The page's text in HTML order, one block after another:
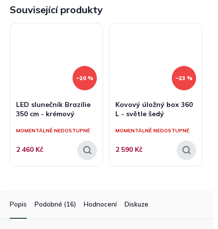
Související produkty
–20 %
LED slunečník Brazílie
350 cm - krémový
MOMENTÁLNĚ NEDOSTUPNÉ
2 460 Kč
–23 %
Kovový úložný box 360
L - světle šedý
MOMENTÁLNĚ NEDOSTUPNÉ
2 590 Kč
Popis Podobné (16) Hodnocení Diskuze